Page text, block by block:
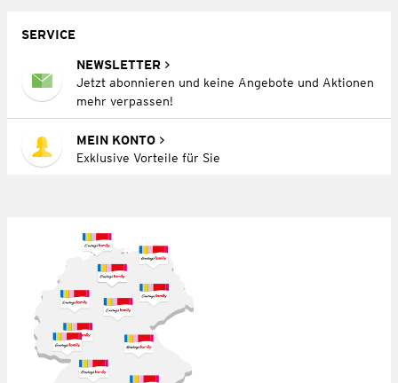
SERVICE
NEWSLETTER
Jetzt abonnieren und keine Angebote und Aktionen
mehr verpassen!
MEIN KONTO
Exklusive Vorteile für Sie